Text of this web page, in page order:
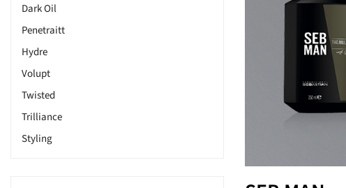
Dark Oil
Penetraitt
Hydre
Volupt
Twisted
Trilliance
Styling